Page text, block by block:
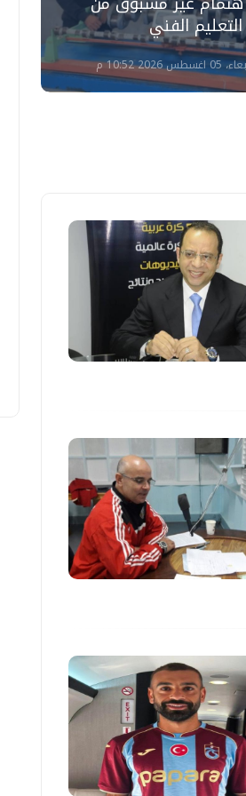
الفني
2026 10:52 م